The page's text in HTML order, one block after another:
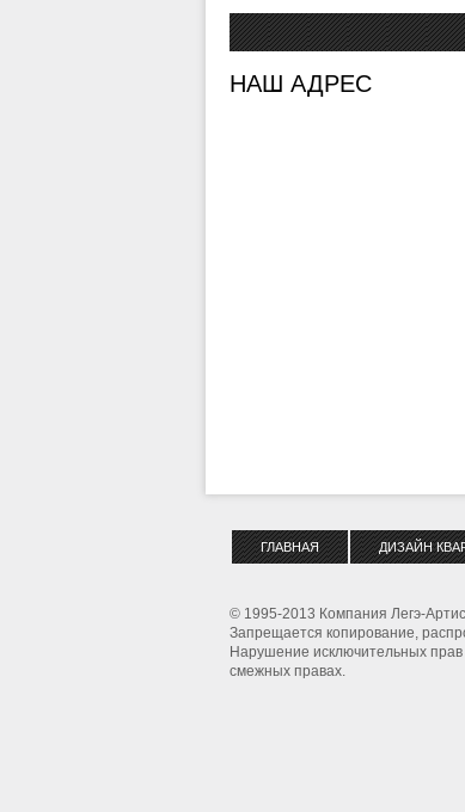
НАШ АДРЕС
ГЛАВНАЯ ДИЗАЙН
© 1995-2013 Компания Легэ-
Запрещается копирование,
Нарушение исключительных прав
смежных правах.